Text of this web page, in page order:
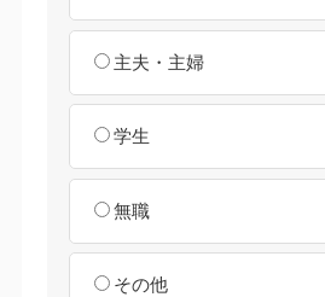
主夫・主婦
学生
無職
その他